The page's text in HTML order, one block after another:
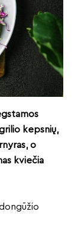
kepsnių,
o
kviečia